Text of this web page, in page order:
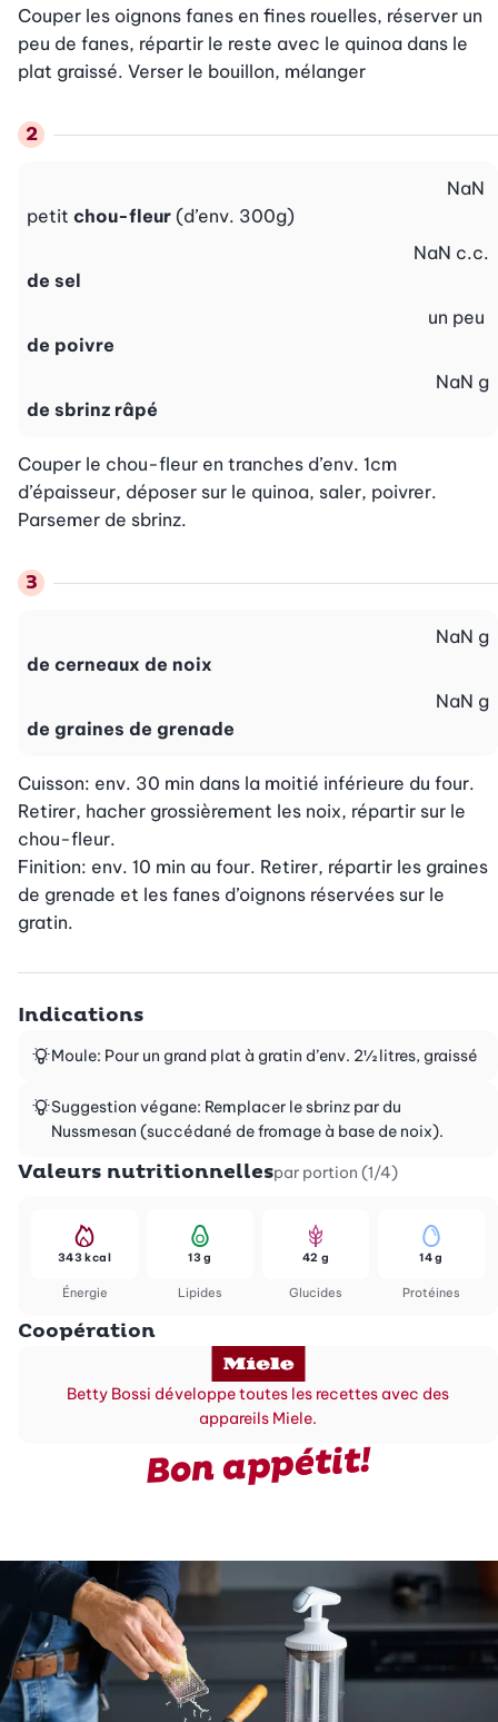
Couper les oignons fanes en fines rouelles, réserver un
peu de fanes, répartir le reste avec le quinoa dans le
plat graissé. Verser le bouillon, mélanger
petit chou-fleur (d’env. 300g)
NaN
de sel
NaN c.c.
de poivre
un peu
de sbrinz râpé
NaN g
Couper le chou-fleur en tranches d’env. 1cm
d’épaisseur, déposer sur le quinoa, saler, poivrer.
Parsemer de sbrinz.
de cerneaux de noix
NaN g
de graines de grenade
NaN g
Cuisson: env. 30 min dans la moitié inférieure du four.
Retirer, hacher grossièrement les noix, répartir sur le
chou-fleur.
Finition: env. 10 min au four. Retirer, répartir les graines
de grenade et les fanes d’oignons réservées sur le
gratin.
Indications
Moule: Pour un grand plat à gratin d’env. 2½ litres, graissé
Suggestion végane: Remplacer le sbrinz par du
Nussmesan (succédané de fromage à base de noix).
Valeurs nutritionnellespar portion (1/4)
Énergie
343 kcal
Lipides
13 g
Glucides
42 g
Protéines
14 g
Coopération
Betty Bossi développe toutes les recettes avec des
appareils Miele.
Bon appétit!